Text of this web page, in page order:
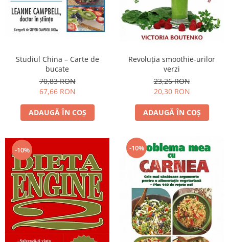
Studiul China – Carte de
bucate
70,83 RON
67,66 RON
ADAUGĂ ÎN COȘ
Revoluţia smoothie-urilor
verzi
23,26 RON
20,30 RON
ADAUGĂ ÎN COȘ
-10% -10%